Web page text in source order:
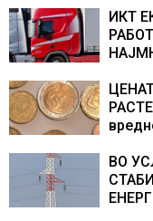
ИКТ
ВО